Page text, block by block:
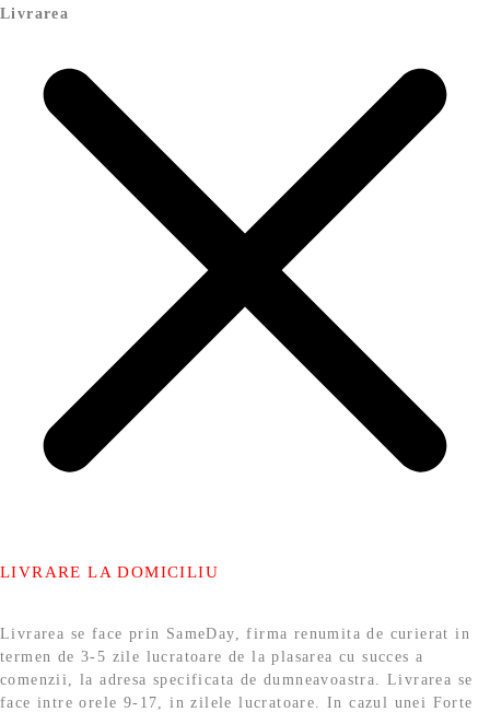
Livrarea
LIVRARE LA DOMICILIU
Livrarea se face prin SameDay, firma renumita de curierat in
termen de 3-5 zile lucratoare de la plasarea cu succes a
comenzii, la adresa specificata de dumneavoastra. Livrarea se
face intre orele 9-17, in zilele lucratoare. In cazul unei Forte